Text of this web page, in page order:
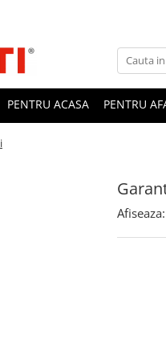
PENTRU ACASA PENTRU
Afiseaza: